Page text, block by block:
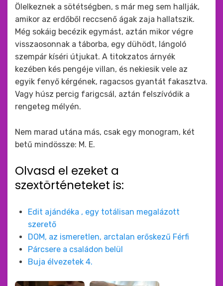
Ölelkeznek a sötétségben, s már meg sem hallják,
amikor az erdőből reccsenő ágak zaja hallatszik.
Még sokáig becézik egymást, aztán mikor végre
visszaosonnak a táborba, egy dühödt, lángoló
szempár kíséri útjukat. A titokzatos árnyék
kezében kés pengéje villan, és nekiesik vele az
egyik fenyő kérgének, ragacsos gyantát fakasztva.
Vagy húsz percig farigcsál, aztán felszívódik a
rengeteg mélyén.
Nem marad utána más, csak egy monogram, két
betű mindössze: M. E.
Olvasd el ezeket a
szextörténeteket is:
Edit ajándéka , egy totálisan megalázott
szerető
DOM, az ismeretlen, arctalan erőskezű Férfi
Párcsere a családon belül
Buja élvezetek 4.